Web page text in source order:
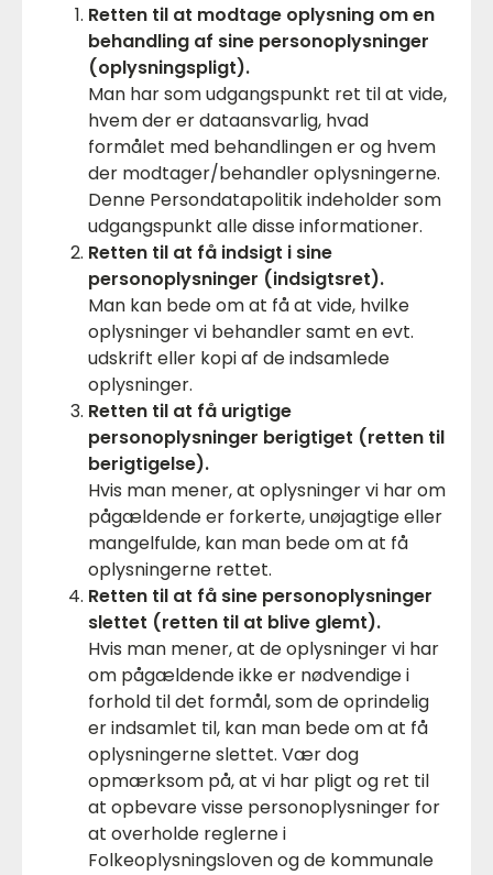
Retten til at modtage oplysning om en
behandling af sine personoplysninger
(oplysningspligt).
Man har som udgangspunkt ret til at vide,
hvem der er dataansvarlig, hvad
formålet med behandlingen er og hvem
der modtager/behandler oplysningerne.
Denne Persondatapolitik indeholder som
udgangspunkt alle disse informationer.
Retten til at få indsigt i sine
personoplysninger (indsigtsret).
Man kan bede om at få at vide, hvilke
oplysninger vi behandler samt en evt.
udskrift eller kopi af de indsamlede
oplysninger.
Retten til at få urigtige
personoplysninger berigtiget (retten til
berigtigelse).
Hvis man mener, at oplysninger vi har om
pågældende er forkerte, unøjagtige eller
mangelfulde, kan man bede om at få
oplysningerne rettet.
Retten til at få sine personoplysninger
slettet (retten til at blive glemt).
Hvis man mener, at de oplysninger vi har
om pågældende ikke er nødvendige i
forhold til det formål, som de oprindelig
er indsamlet til, kan man bede om at få
oplysningerne slettet. Vær dog
opmærksom på, at vi har pligt og ret til
at opbevare visse personoplysninger for
at overholde reglerne i
Folkeoplysningsloven og de kommunale